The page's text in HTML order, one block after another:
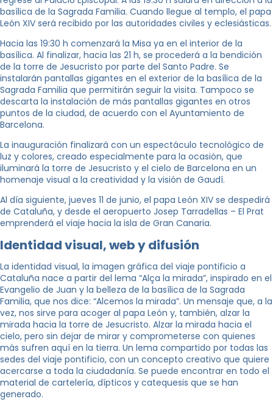
basílica de la Sagrada Familia. Cuando llegue al templo, el papa
León XIV será recibido por las autoridades civiles y eclesiásticas.
Hacia las 19:30 h comenzará la Misa ya en el interior de la
basílica. Al finalizar, hacia las 21 h, se procederá a la bendición
de la torre de Jesucristo por parte del Santo Padre. Se
instalarán pantallas gigantes en el exterior de la basílica de la
Sagrada Familia que permitirán seguir la visita. Tampoco se
descarta la instalación de más pantallas gigantes en otros
puntos de la ciudad, de acuerdo con el Ayuntamiento de
Barcelona.
La inauguración finalizará con un espectáculo tecnológico de
luz y colores, creado especialmente para la ocasión, que
iluminará la torre de Jesucristo y el cielo de Barcelona en un
homenaje visual a la creatividad y la visión de Gaudí.
Al día siguiente, jueves 11 de junio, el papa León XIV se despedirá
de Cataluña, y desde el aeropuerto Josep Tarradellas – El Prat
emprenderá el viaje hacia la isla de Gran Canaria.
Identidad visual, web y difusión
La identidad visual, la imagen gráfica del viaje pontificio a
Cataluña nace a partir del lema “Alça la mirada”, inspirado en el
Evangelio de Juan y la belleza de la basílica de la Sagrada
Familia, que nos dice: “Alcemos la mirada”. Un mensaje que, a la
vez, nos sirve para acoger al papa León y, también, alzar la
mirada hacia la torre de Jesucristo. Alzar la mirada hacia el
cielo, pero sin dejar de mirar y comprometerse con quienes
más sufren aquí en la tierra. Un lema compartido por todas las
sedes del viaje pontificio, con un concepto creativo que quiere
acercarse a toda la ciudadanía. Se puede encontrar en todo el
material de cartelería, dípticos y catequesis que se han
generado.